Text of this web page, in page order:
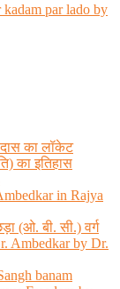
kadam par lado by
का लॉकेट
का इतिहास
in Rajya
(ओ. बी. सी.) वर्ग
Ambedkar by Dr.
banam